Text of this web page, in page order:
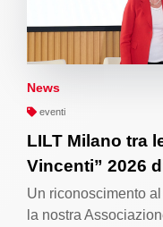
News
eventi
LILT Milano tra
Vincenti” 2026
Un riconoscimento
la nostra